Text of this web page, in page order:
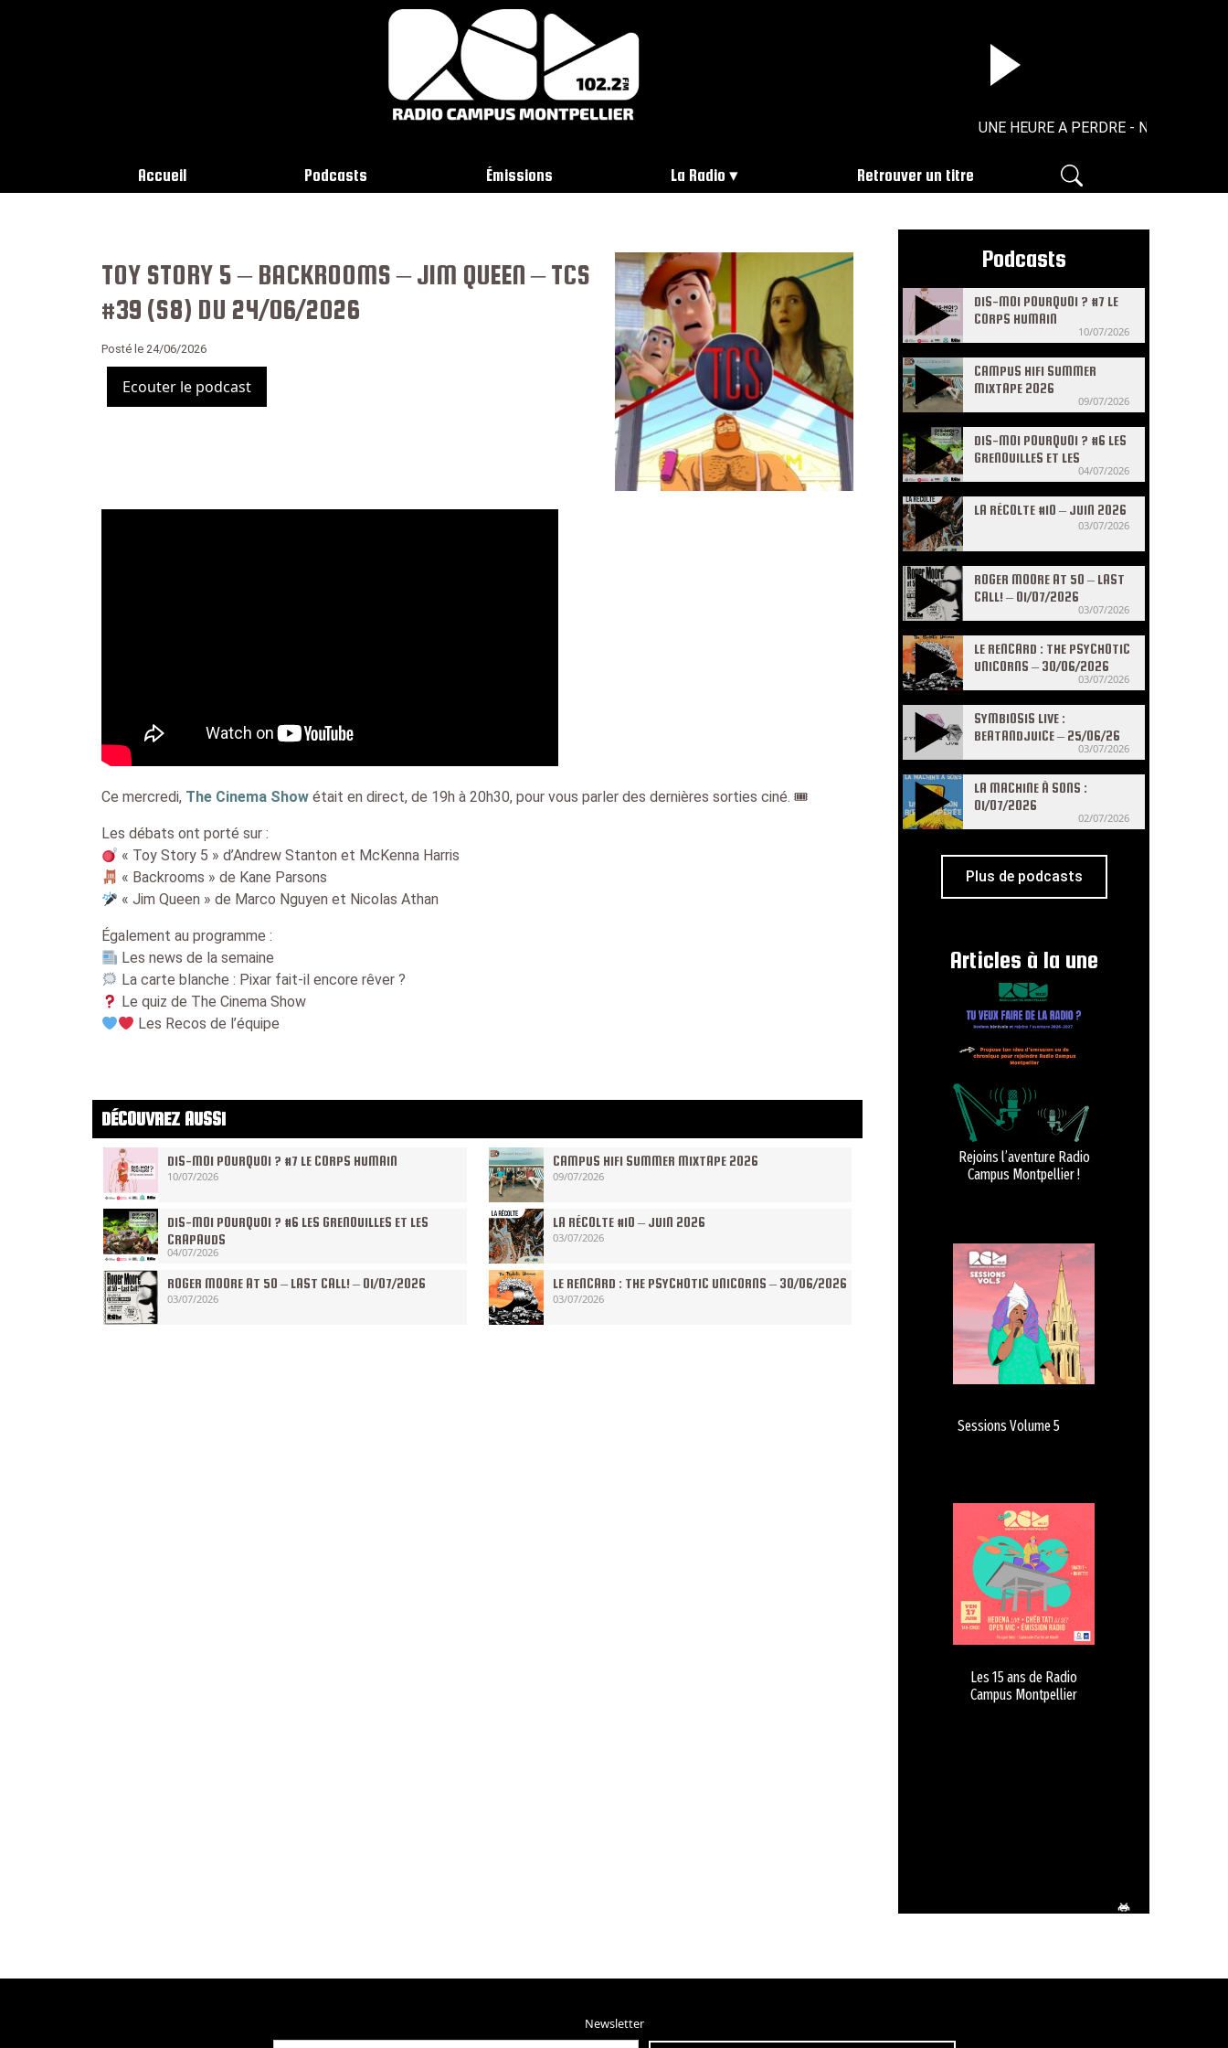
UNE HEURE A PERDRE - N°13 - 20/04/
Accueil Podcasts Émissions La Radio Retrouver un titre
TOY STORY 5 – BACKROOMS – JIM QUEEN – TCS
#39 (S8) DU 24/06/2026
Posté le 24/06/2026
Ecouter le podcast
Ce mercredi, The Cinema Show était en direct, de 19h à 20h30, pour vous parler des dernières sorties ciné. 🎟
Les débats ont porté sur :
« Toy Story 5 » d’Andrew Stanton et McKenna Harris
« Backrooms » de Kane Parsons
« Jim Queen » de Marco Nguyen et Nicolas Athan
Également au programme :
Les news de la semaine
La carte blanche : Pixar fait-il encore rêver ?
Le quiz de The Cinema Show
Les Recos de l’équipe
DÉCOUVREZ AUSSI
DIS-MOI POURQUOI ? #7 LE CORPS HUMAIN
10/07/2026
CAMPUS HIFI SUMMER MIXTAPE 2026
09/07/2026
DIS-MOI POURQUOI ? #6 LES GRENOUILLES ET LES
CRAPAUDS
04/07/2026
LA RÉCOLTE #10 – JUIN 2026
03/07/2026
ROGER MOORE AT 50 – LAST CALL! – 01/07/2026
03/07/2026
LE RENCARD : THE PSYCHOTIC UNICORNS – 30/06/2026
03/07/2026
Podcasts
DIS-MOI POURQUOI ? #7 LE
CORPS HUMAIN
10/07/2026
CAMPUS HIFI SUMMER
MIXTAPE 2026
09/07/2026
DIS-MOI POURQUOI ? #6 LES
GRENOUILLES ET LES
04/07/2026
LA RÉCOLTE #10 – JUIN 2026
03/07/2026
ROGER MOORE AT 50 – LAST
CALL! – 01/07/2026
03/07/2026
LE RENCARD : THE PSYCHOTIC
UNICORNS – 30/06/2026
03/07/2026
SYMBIOSIS LIVE :
BEATANDJUICE – 25/06/26
03/07/2026
LA MACHINE À SONS :
01/07/2026
02/07/2026
Plus de podcasts
Articles à la une
Rejoins l’aventure Radio
Campus Montpellier !
Sessions Volume 5
Les 15 ans de Radio
Campus Montpellier
Newsletter